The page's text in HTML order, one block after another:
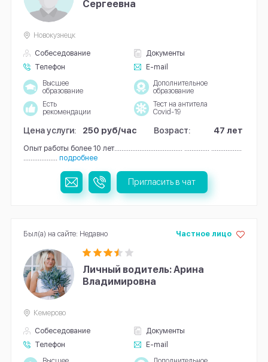
Сергеевна
Собеседование
Документы
Телефон
E-mail
Новокузнецк
Высшее
образование
Дополнительное
образование
Есть
рекомендации
Тест на антитела
Covid-19
Цена услуги: 250 руб/час Возраст: 47 лет
Опыт работы более 10 лет...................................... .............. .................
подробнее
Пригласить в чат
Личный водитель: Арина
Владимировна
Собеседование
Документы
Телефон
E-mail
Частное лицо
Кемерово
Был(а) на сайте: Недавно